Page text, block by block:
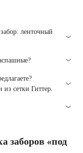
ленточный
сетки Гиттер.
заборов «под